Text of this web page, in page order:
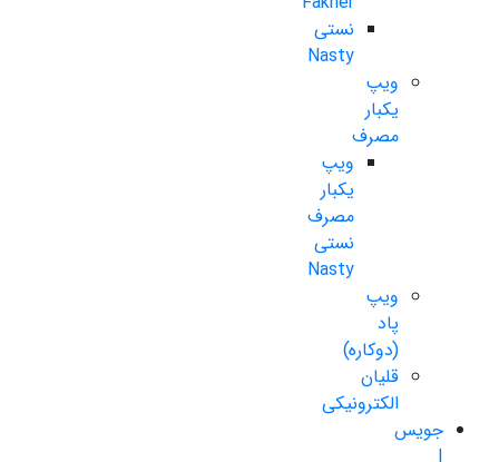
نستی
Nasty
ویپ
یکبار
مصرف
ویپ
یکبار
مصرف
نستی
Nasty
ویپ
پاد
(دوکاره)
قلیان
الکترونیکی
جویس